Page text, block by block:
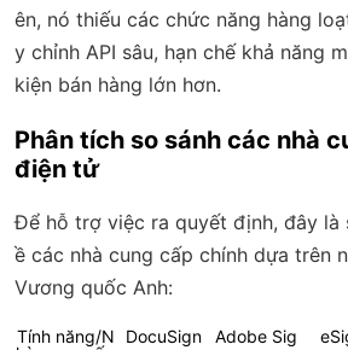
ên, nó thiếu các chức năng hàng
y chỉnh API sâu, hạn chế khả năng
kiện bán hàng lớn hơn.
Phân tích so sánh các nhà
điện tử
Để hỗ trợ việc ra quyết định, đây là
ề các nhà cung cấp chính dựa trên
Vương quốc Anh:
Tính năng/N
DocuSign
Adobe Sig